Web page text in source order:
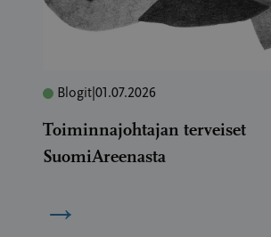
Blogit 01.07.2026
Toiminnajohtajan terveiset
SuomiAreenasta
→